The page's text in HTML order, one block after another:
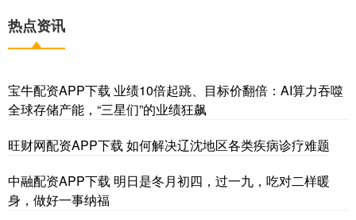
热点资讯
宝牛配资APP下载 业绩10倍起跳、目标价翻倍：AI算力吞噬
全球存储产能，“三星们”的业绩狂飙
旺财网配资APP下载 如何解决辽沈地区各类疾病诊疗难题
中融配资APP下载 明日是冬月初四，过一九，吃对二样暖
身，做好一事纳福